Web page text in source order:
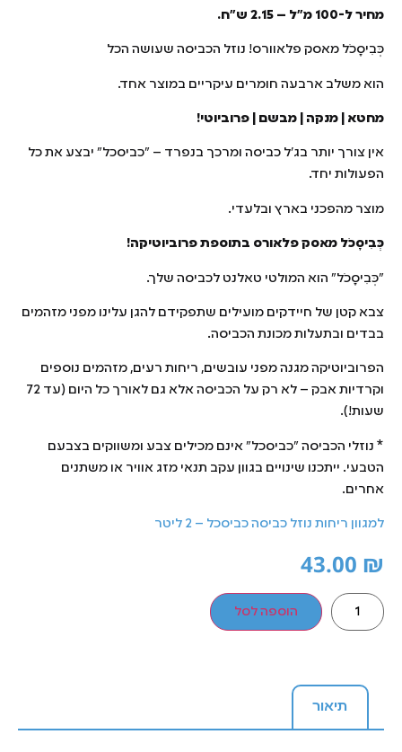
מחיר ל-100 מ"ל – 2.15 ש"ח.
כְּבִיסָכֹל מאסק פלאוורס! נוזל הכביסה שעושה הכל
הוא משלב ארבעה חומרים עיקריים במוצר אחד.
מחטא | מנקה | מבשם | פרוביוטי!
אין צורך יותר בג'ל כביסה ומרכך בנפרד – "כביסכל" יבצע את כל
הפעולות יחד.
מוצר מהפכני בארץ ובלעדי.
כְּבִיסָכֹל מאסק פלאורס בתוספת פרוביוטיקה!
"כְּבִיסָכֹל" הוא המולטי טאלנט לכביסה שלך.
צבא קטן של חיידקים מועילים שתפקידם להגן עלינו מפני מזהמים
בבדים ובתעלות מכונת הכביסה.
הפרוביוטיקה מגנה מפני עובשים, ריחות רעים, מזהמים נוספים
וקרדיות אבק – לא רק על הכביסה אלא גם לאורך כל היום (עד 72
שעות!).
* נוזלי הכביסה "כביסכל" אינם מכילים צבע ומשווקים בצבעם
הטבעי. ייתכנו שינויים בגוון עקב תנאי מזג אוויר או משתנים
אחרים.
למגוון ריחות נוזל כביסה כביסכל – 2 ליטר
43.00 ₪
הוספה לסל
תיאור